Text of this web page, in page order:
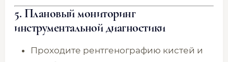
5. Плановый мониторинг
инструментальной диагностики
Проходите рентгенографию кистей и